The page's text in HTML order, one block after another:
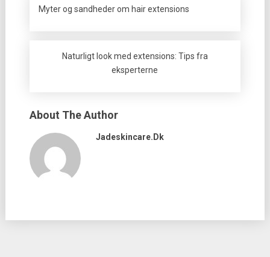
Myter og sandheder om hair extensions
Naturligt look med extensions: Tips fra
eksperterne
About The Author
Jadeskincare.dk